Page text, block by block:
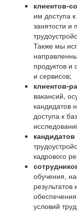
клиентов-
им доступа
занятости и
Также мы
продуктов и
и сервисов;
клиентов-
вакансий,
кандидатов
доступа к
кандидатов
кадрового
обучения,
условий